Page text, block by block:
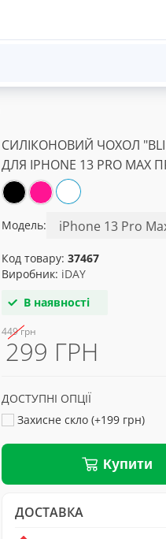
СИЛІКОНОВИЙ ЧОХОЛ
ДЛЯ IPHONE 13 PRO MAX
Модель:
Код товару: 37467
Виробник: iDAY
В наявності
449 грн
299 ГРН
ДОСТУПНІ ОПЦІЇ
Захисне скло (+199 грн)
Купити
ДОСТАВКА